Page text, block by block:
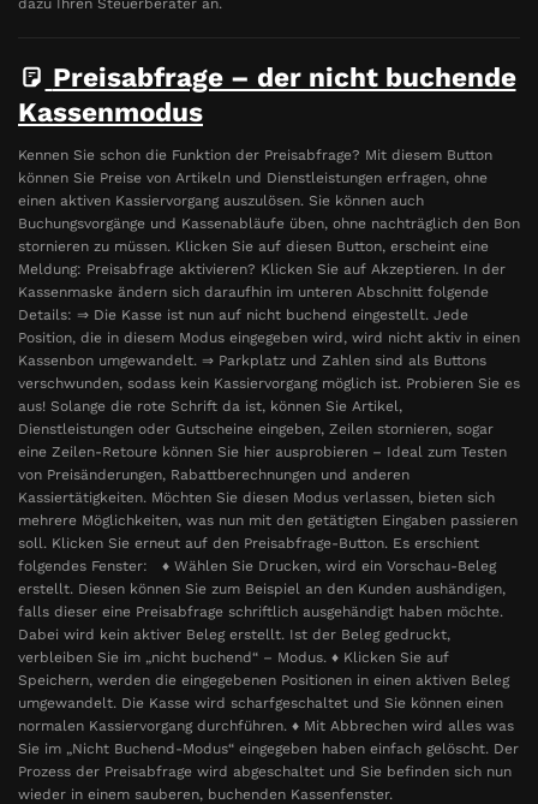
Preisabfrage – der nicht buchende
Kassenmodus
Kennen Sie schon die Funktion der Preisabfrage? Mit diesem Button
können Sie Preise von Artikeln und Dienstleistungen erfragen, ohne
einen aktiven Kassiervorgang auszulösen. Sie können auch
Buchungsvorgänge und Kassenabläufe üben, ohne nachträglich den Bon
stornieren zu müssen. Klicken Sie auf diesen Button, erscheint eine
Meldung: Preisabfrage aktivieren? Klicken Sie auf Akzeptieren. In der
Kassenmaske ändern sich daraufhin im unteren Abschnitt folgende
Details: ⇒ Die Kasse ist nun auf nicht buchend eingestellt. Jede
Position, die in diesem Modus eingegeben wird, wird nicht aktiv in einen
Kassenbon umgewandelt. ⇒ Parkplatz und Zahlen sind als Buttons
verschwunden, sodass kein Kassiervorgang möglich ist. Probieren Sie es
aus! Solange die rote Schrift da ist, können Sie Artikel,
Dienstleistungen oder Gutscheine eingeben, Zeilen stornieren, sogar
eine Zeilen-Retoure können Sie hier ausprobieren – Ideal zum Testen
von Preisänderungen, Rabattberechnungen und anderen
Kassiertätigkeiten. Möchten Sie diesen Modus verlassen, bieten sich
mehrere Möglichkeiten, was nun mit den getätigten Eingaben passieren
soll. Klicken Sie erneut auf den Preisabfrage-Button. Es erschient
folgendes Fenster: ♦ Wählen Sie Drucken, wird ein Vorschau-Beleg
erstellt. Diesen können Sie zum Beispiel an den Kunden aushändigen,
falls dieser eine Preisabfrage schriftlich ausgehändigt haben möchte.
Dabei wird kein aktiver Beleg erstellt. Ist der Beleg gedruckt,
verbleiben Sie im „nicht buchend“ – Modus. ♦ Klicken Sie auf
Speichern, werden die eingegebenen Positionen in einen aktiven Beleg
umgewandelt. Die Kasse wird scharfgeschaltet und Sie können einen
normalen Kassiervorgang durchführen. ♦ Mit Abbrechen wird alles was
Sie im „Nicht Buchend-Modus“ eingegeben haben einfach gelöscht. Der
Prozess der Preisabfrage wird abgeschaltet und Sie befinden sich nun
wieder in einem sauberen, buchenden Kassenfenster.